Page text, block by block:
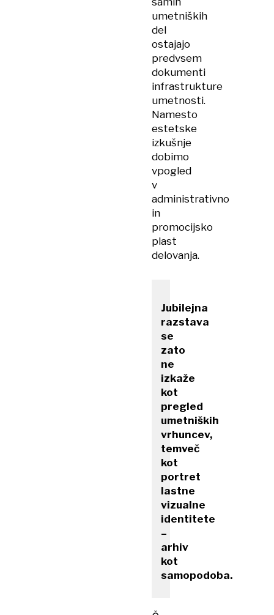
umetniških
del
ostajajo
predvsem
dokumenti
infrastrukture
umetnosti.
Namesto
estetske
izkušnje
dobimo
vpogled
v
administrativno
in
promocijsko
plast
delovanja.
Jubilejna
razstava
se
zato
ne
izkaže
kot
pregled
umetniških
vrhuncev,
temveč
kot
portret
lastne
vizualne
identitete
–
arhiv
kot
samopodoba.